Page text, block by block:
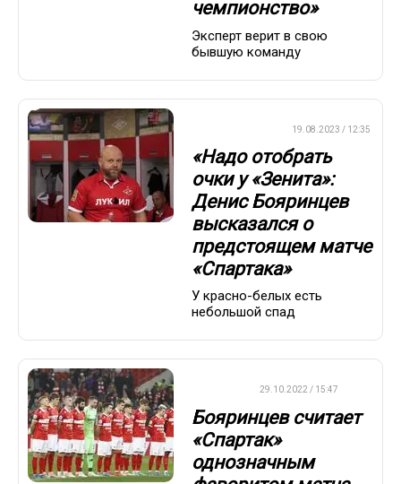
чемпионство»
Эксперт верит в свою
бывшую команду
19.08.2023 / 12:35
«Надо отобрать
очки у «Зенита»:
Денис Бояринцев
высказался о
предстоящем матче
«Спартака»
У красно-белых есть
небольшой спад
29.10.2022 / 15:47
Бояринцев считает
«Спартак»
однозначным